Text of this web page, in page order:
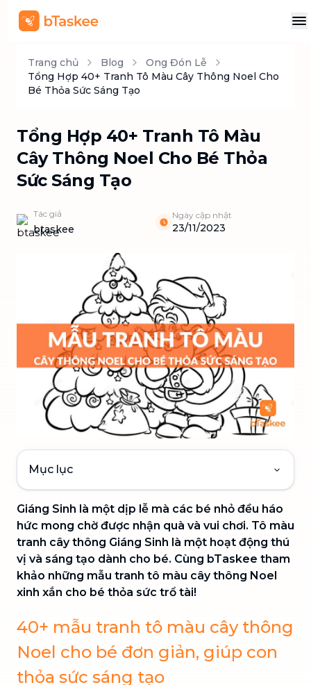
Trang chủ Blog
Ong Đón Lễ
Tổng Hợp 40+ Tranh Tô Màu Cây Thông Noel Cho
Bé Thỏa Sức Sáng Tạo
Tổng Hợp 40+ Tranh Tô Màu
Cây Thông Noel Cho Bé Thỏa
Sức Sáng Tạo
Tác giả
btaskee
Ngày cập nhật
23/11/2023
Mục lục
Giáng Sinh là một dịp lễ mà các bé nhỏ đều háo
hức mong chờ được nhận quà và vui chơi. Tô màu
tranh cây thông Giáng Sinh là một hoạt động thú
vị và sáng tạo dành cho bé. Cùng bTaskee tham
khảo những mẫu tranh tô màu cây thông Noel
xinh xắn cho bé thỏa sức trổ tài!
40+ mẫu tranh tô màu cây thông
Noel cho bé đơn giản, giúp con
thỏa sức sáng tạo